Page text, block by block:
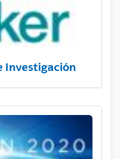
Investigación